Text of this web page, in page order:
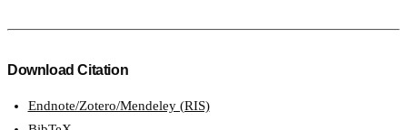
Download Citation
Endnote/Zotero/Mendeley (RIS)